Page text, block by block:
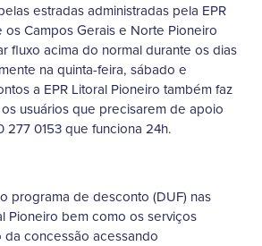
estradas administradas pela EPR
os Campos Gerais e Norte Pioneiro
fluxo acima do normal durante os dias
na quinta-feira, sábado e
a EPR Litoral Pioneiro também faz
usuários que precisarem de apoio
0153 que funciona 24h.
programa de desconto (DUF) nas
Pioneiro bem como os serviços
concessão acessando